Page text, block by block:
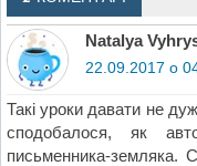
Natalya
22.09.2017 о
Такі уроки давати не
сподобалося, як
письменника-земляка.